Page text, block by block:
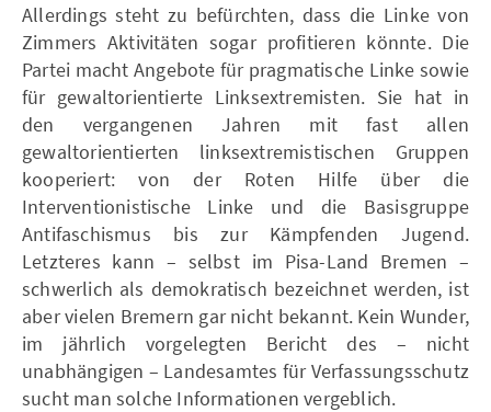
Allerdings steht zu befürchten, dass die Linke von
Zimmers Aktivitäten sogar profitieren könnte. Die
Partei macht Angebote für pragmatische Linke sowie
für gewaltorientierte Linksextremisten. Sie hat in
den vergangenen Jahren mit fast allen
gewaltorientierten linksextremistischen Gruppen
kooperiert: von der Roten Hilfe über die
Interventionistische Linke und die Basisgruppe
Antifaschismus bis zur Kämpfenden Jugend.
Letzteres kann – selbst im Pisa-Land Bremen –
schwerlich als demokratisch bezeichnet werden, ist
aber vielen Bremern gar nicht bekannt. Kein Wunder,
im jährlich vorgelegten Bericht des – nicht
unabhängigen – Landesamtes für Verfassungsschutz
sucht man solche Informationen vergeblich.